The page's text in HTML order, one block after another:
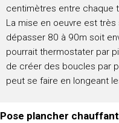
centimètres entre chaque
La mise en oeuvre est
dépasser 80 à 90m soit
pourrait thermostater par
de créer des boucles par
peut se faire en longeant
Pose plancher chauffant